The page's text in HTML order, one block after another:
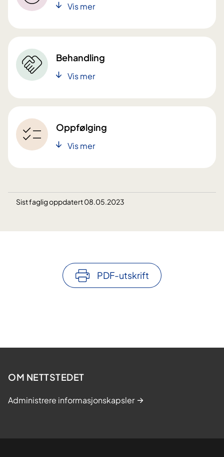
Vis mer
Behandling
Vis mer
Oppfølging
Vis mer
Sist faglig oppdatert 08.05.2023
PDF-utskrift
OM NETTSTEDET
Administrere informasjonskapsler